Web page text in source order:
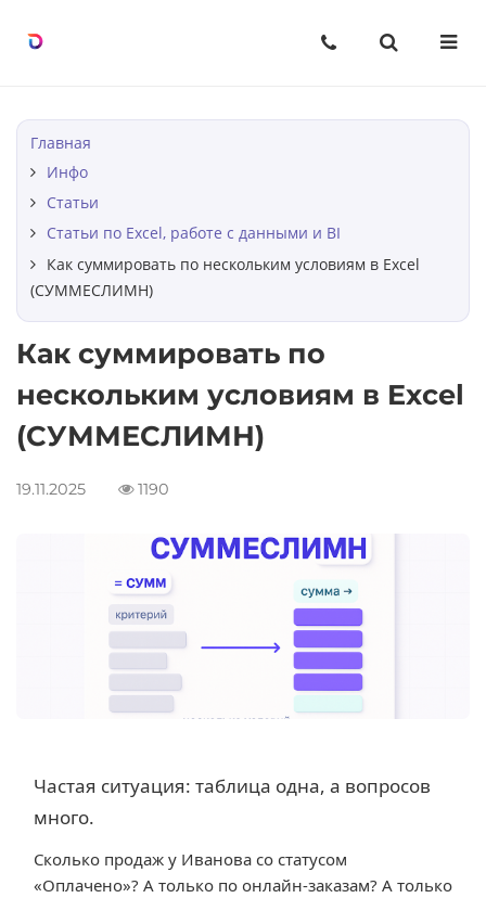
Excel с уверенностью, шаг за
Мини-курсы по Excel
О компании
Вопрос-ответ
Строки в Excel
Столбцы в Excel
Таблицы в Excel
BI-инструменты: от данных к
Excel без границ
Excel с уверенностью:
Главная
Инфо
Статьи
Статьи по Excel, работе с данными и BI
Как суммировать по нескольким условиям в Excel
(СУММЕСЛИМН)
Как суммировать по
нескольким условиям в Excel
(СУММЕСЛИМН)
19.11.2025 1190
Частая ситуация: таблица одна, а вопросов
много.
Сколько продаж у Иванова со статусом
«Оплачено»? А только по онлайн-заказам? А только